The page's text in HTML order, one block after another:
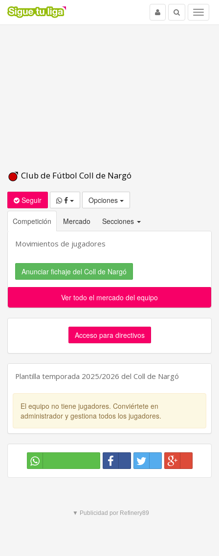
Menu
Buscar
Usuario
Club de Fútbol Coll de Nargó
Seguir Opciones
Competición Mercado Secciones
Movimientos de jugadores
Anunciar fichaje del Coll de Nargó
Ver todo el mercado del equipo
Acceso para directivos
Plantilla temporada 2025/2026 del Coll de Nargó
El equipo no tiene jugadores. Conviértete en
administrador y gestiona todos los jugadores.
▼ Publicidad por Refinery89